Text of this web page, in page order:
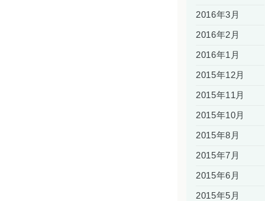
2016年3月
2016年2月
2016年1月
2015年12月
2015年11月
2015年10月
2015年8月
2015年7月
2015年6月
2015年5月